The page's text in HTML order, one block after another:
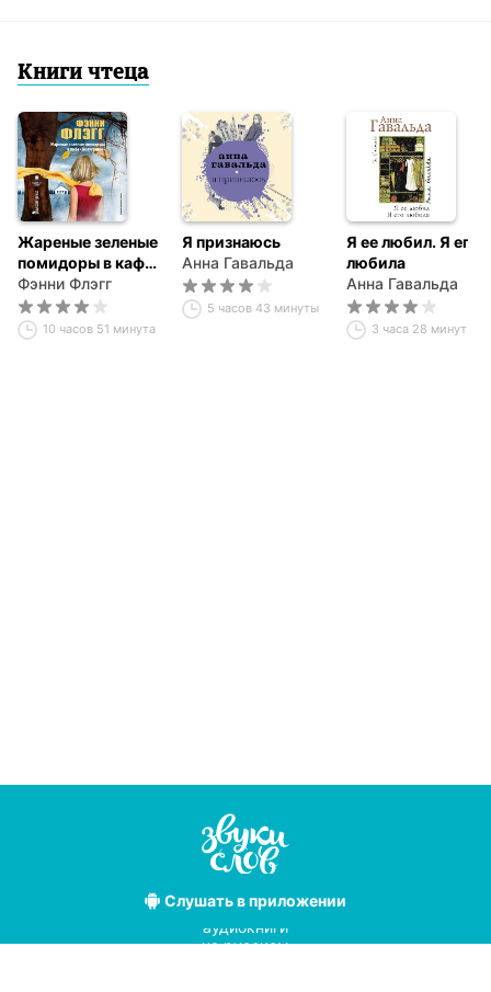
Книги чтеца
Жареные зеленые
помидоры в кафе
«Полустанок»
Фэнни Флэгг
10 часов 51 минута
Я признаюсь
Анна Гавальда
5 часов 43 минуты
Я ее любил. Я его
любила
Анна Гавальда
3 часа 28 минут
Слушатьв приложении
Лучшие
аудиокниги
на русском